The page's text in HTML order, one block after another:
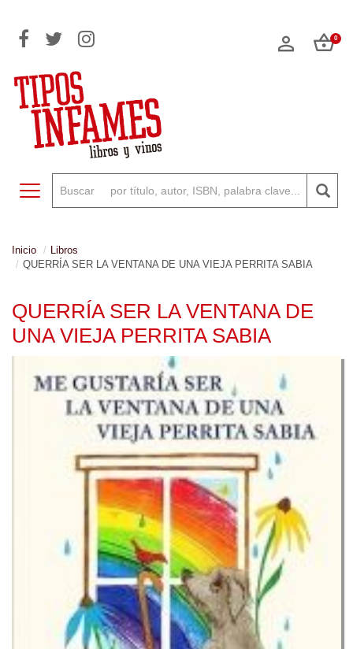
0
Toggle navigation
Inicio
Libros
QUERRÍA SER LA VENTANA DE UNA VIEJA PERRITA SABIA
QUERRÍA SER LA VENTANA DE
UNA VIEJA PERRITA SABIA